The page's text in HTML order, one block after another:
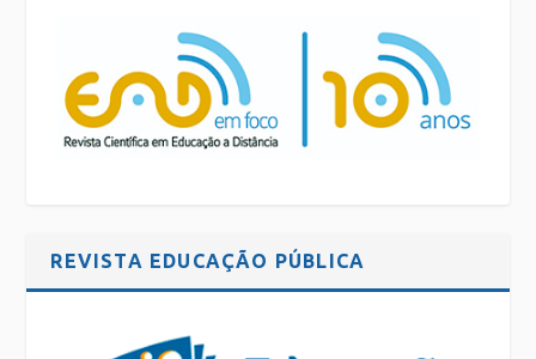
REVISTA EDUCAÇÃO PÚBLICA